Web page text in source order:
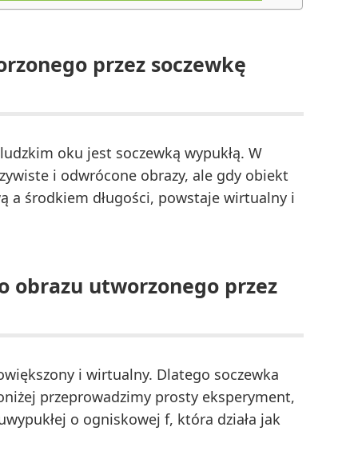
przez soczewkę
oku jest soczewką wypukłą. W
i odwrócone obrazy, ale gdy obiekt
a środkiem długości, powstaje wirtualny i
obrazu utworzonego przez
i wirtualny. Dlatego soczewka
przeprowadzimy prosty eksperyment,
o ogniskowej f, która działa jak